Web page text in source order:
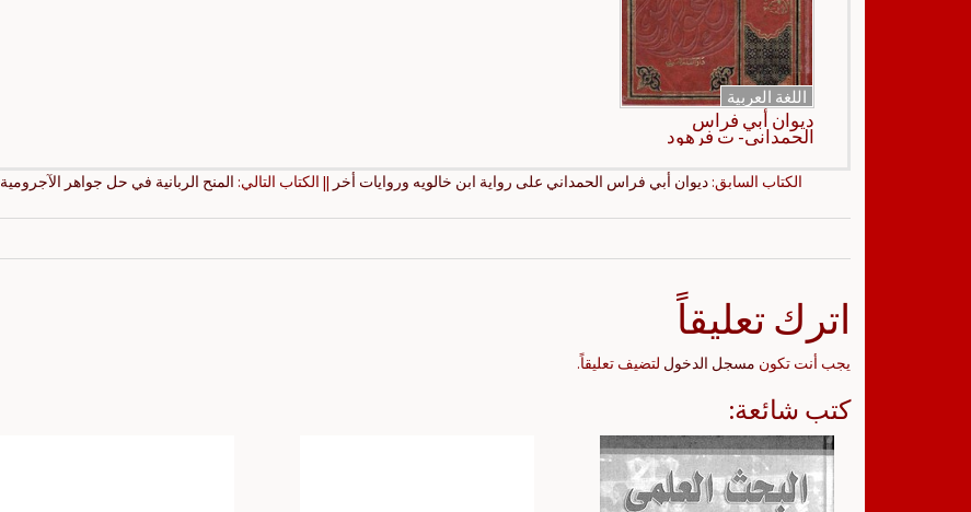
اللغة العربية
ديوان أبي فراس
الحمداني- ت فرهود
الكتاب السابق:ديوان أبي فراس الحمداني على رواية ابن خالويه وروايات أخر || الكتاب التالي: المنح الربانية في حل جواهر الآجرومية
اترك تعليقاً
يجب أنت تكون مسجل الدخول لتضيف تعليقاً.
كتب شائعة: